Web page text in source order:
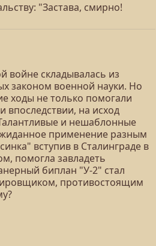
"Застава, смирно!
войне складывалась из
законом военной науки. Но
ходы не только помогали
впоследствии, на исход
и нешаблонные
применение разным
вступив в Сталинграде в
помогла завладеть
биплан "У-2" стал
противостоящим